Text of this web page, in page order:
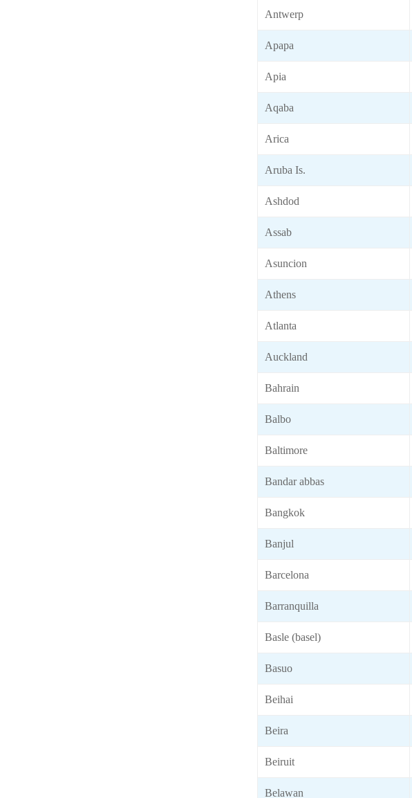
Antwerp
Apapa
Apia
Aqaba
Arica
Aruba Is.
Ashdod
Assab
Asuncion
Athens
Atlanta
Auckland
Bahrain
Balbo
Baltimore
Bandar abbas
Bangkok
Banjul
Barcelona
Barranquilla
Basle (basel)
Basuo
Beihai
Beira
Beiruit
Belawan